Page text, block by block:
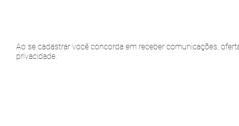
Ao se cadastrar você concorda em receber comunicações,
privacidade.